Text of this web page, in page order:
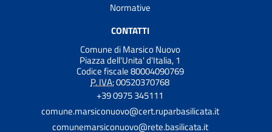
Normative
CONTATTI
Comune di Marsico Nuovo
Piazza dell'Unita' d'Italia, 1
Codice fiscale 80004090769
P. IVA:00520370768
+39 0975 345111
comune.marsiconuovo@cert.ruparbasilicata.it
comunemarsiconuovo@rete.basilicata.it